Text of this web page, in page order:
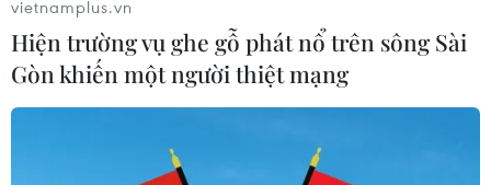
vietnamplus.vn
Hiện trường vụ ghe gỗ phát nổ trên sông Sài
Gòn khiến một người thiệt mạng